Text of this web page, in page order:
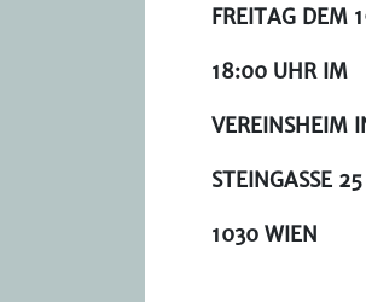
FREITAG DEM
18:00 UHR IM
VEREINSHEIM
STEINGASSE 25
1030 WIEN